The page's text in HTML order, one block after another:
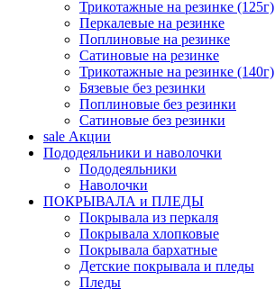
Трикотажные на резинке (125г)
Перкалевые на резинке
Поплиновые на резинке
Сатиновые на резинке
Трикотажные на резинке (140г)
Бязевые без резинки
Поплиновые без резинки
Сатиновые без резинки
sale Акции
Пододеяльники и наволочки
Пододеяльники
Наволочки
ПОКРЫВАЛА и ПЛЕДЫ
Покрывала из перкаля
Покрывала хлопковые
Покрывала бархатные
Детские покрывала и пледы
Пледы